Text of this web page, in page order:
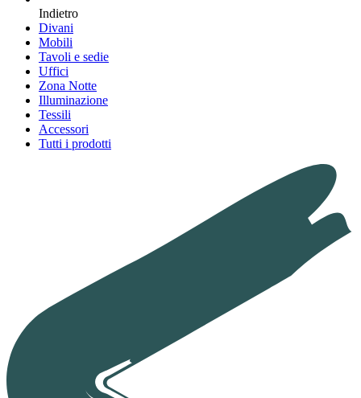
Indietro
Divani
Mobili
Tavoli e sedie
Uffici
Zona Notte
Illuminazione
Tessili
Accessori
Tutti i prodotti